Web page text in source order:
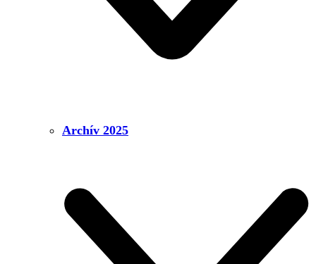
Archív 2025